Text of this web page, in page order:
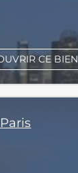
CE BIEN